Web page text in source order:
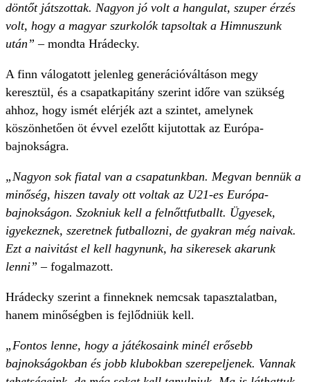
döntőt játszottak. Nagyon jó volt a hangulat, szuper érzés
volt, hogy a magyar szurkolók tapsoltak a Himnuszunk
után” – mondta Hrádecky.
A finn válogatott jelenleg generációváltáson megy
keresztül, és a csapatkapitány szerint időre van szükség
ahhoz, hogy ismét elérjék azt a szintet, amelynek
köszönhetően öt évvel ezelőtt kijutottak az Európa-
bajnokságra.
„Nagyon sok fiatal van a csapatunkban. Megvan bennük a
minőség, hiszen tavaly ott voltak az U21-es Európa-
bajnokságon. Szokniuk kell a felnőttfutballt. Ügyesek,
igyekeznek, szeretnek futballozni, de gyakran még naivak.
Ezt a naivitást el kell hagynunk, ha sikeresek akarunk
lenni” – fogalmazott.
Hrádecky szerint a finneknek nemcsak tapasztalatban,
hanem minőségben is fejlődniük kell.
„Fontos lenne, hogy a játékosaink minél erősebb
bajnokságokban és jobb klubokban szerepeljenek. Vannak